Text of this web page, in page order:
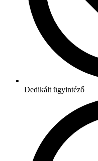
Dedikált ügyintéző